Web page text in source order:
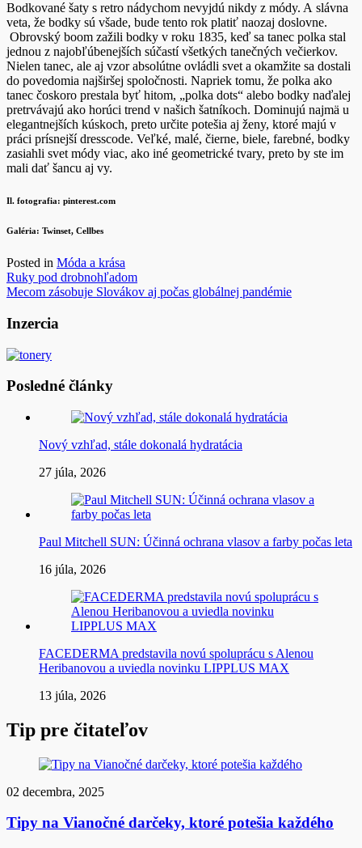
Bodkované šaty s retro nádychom nevyjdú nikdy z módy. A slávna
veta, že bodky sú všade, bude tento rok platiť naozaj doslovne.
Obrovský boom zažili bodky v roku 1835, keď sa tanec polka stal
jednou z najobľúbenejších súčastí všetkých tanečných večierkov.
Nielen tanec, ale aj vzor absolútne ovládli svet a okamžite sa dostali
do povedomia najširšej spoločnosti. Napriek tomu, že polka ako
tanec čoskoro prestala byť hitom, „polka dots“ alebo bodky naďalej
pretrvávajú ako horúci trend v našich šatníkoch. Dominujú najmä u
elegantnejších kúskoch, preto určite potešia aj ženy, ktoré majú v
práci prísnejší dresscode. Veľké, malé, čierne, biele, farebné, bodky
zasiahli svet módy viac, ako iné geometrické tvary, preto by ste im
mali dať šancu aj vy.
Il. fotografia: pinterest.com
Galéria: Twinset, Cellbes
Posted in Móda a krása
Navigácia
v
článku
Ruky pod drobnohľadom
Mecom zásobuje Slovákov aj počas globálnej pandémie
Inzercia
Posledné články
Nový vzhľad, stále dokonalá hydratácia
27 júla, 2026
Paul Mitchell SUN: Účinná ochrana vlasov a farby počas leta
16 júla, 2026
FACEDERMA predstavila novú spoluprácu s Alenou
Heribanovou a uviedla novinku LIPPLUS MAX
13 júla, 2026
Tip pre čitateľov
02 decembra, 2025
Tipy na Vianočné darčeky, ktoré potešia každého